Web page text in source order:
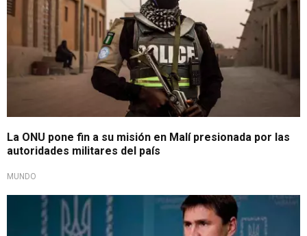
La ONU pone fin a su misión en Malí presionada por las
autoridades militares del país
MUNDO